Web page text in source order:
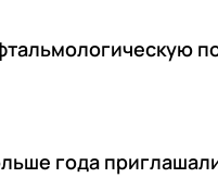
года